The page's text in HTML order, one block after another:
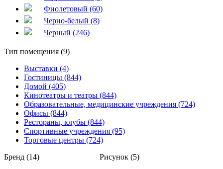
Фиолетовый (60)
Черно-белый (8)
Черный (246)
Тип помещения (9)
Выставки (4)
Гостиницы (844)
Домой (405)
Кинотеатры и театры (844)
Образовательные, медицинские учреждения (724)
Офисы (844)
Рестораны, клубы (844)
Спортивные учреждения (95)
Торговые центры (724)
Бренд (14)
Рисунок (5)